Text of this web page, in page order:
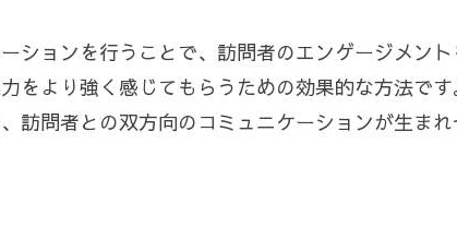
ションを行うことで、訪問者のエンゲージメント
より強く感じてもらうための効果的な方法です
訪問者との双方向のコミュニケーションが生まれ